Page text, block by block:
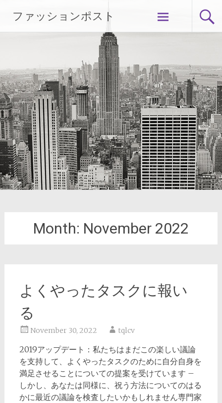
content
ファッションポスト
Month: November 2022
よくやったタスクに報い
る
November 30, 2022 tqlcv
2019アップデート：私たちはまだこの楽しい議論
を支持して、よくやったタスクのために自分自身を
満足させることについての提案を受けています –
しかし、あなたは同様に、祝う方法についてのはる
かに最近の議論を検査したいかもしれません専門家